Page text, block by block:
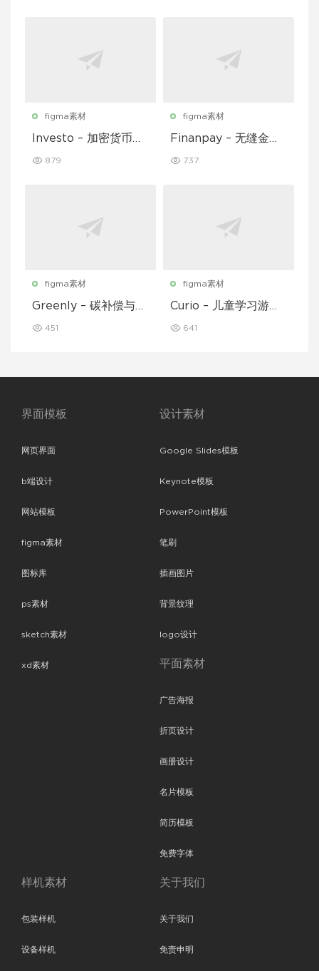
figma素材
Investo – 加密货币应
879
figma素材
Finanpay – 无缝金融
737
figma素材
Greenly – 碳补偿与废
I 套件
451
figma素材
Curio – 儿童学习游戏
641
界面模板
网页界面
b端设计
网站模板
figma素材
图标库
ps素材
sketch素材
xd素材
设计素材
Google Slides模板
Keynote模板
PowerPoint模板
笔刷
插画图片
背景纹理
logo设计
平面素材
广告海报
折页设计
画册设计
名片模板
简历模板
免费字体
样机素材
包装样机
设备样机
关于我们
关于我们
免责申明